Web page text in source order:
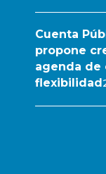
Cuenta
propone
agenda de
flexibilidad